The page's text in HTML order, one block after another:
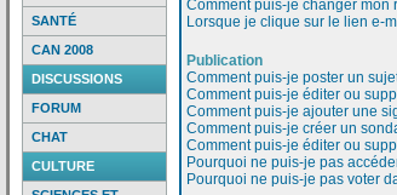
SANTÉ
CAN 2008
DISCUSSIONS
FORUM
CHAT
CULTURE
Comment puis-je changer mon
Lorsque je clique sur le lien e-
Publication
Comment puis-je poster un
Comment puis-je éditer ou
Comment puis-je ajouter une
Comment puis-je créer un
Comment puis-je éditer ou
Pourquoi ne puis-je pas
Pourquoi ne puis-je pas voter